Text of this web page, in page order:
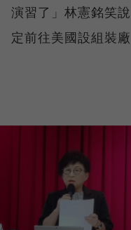
演習了」林憲銘笑
定前往美國設組裝廠